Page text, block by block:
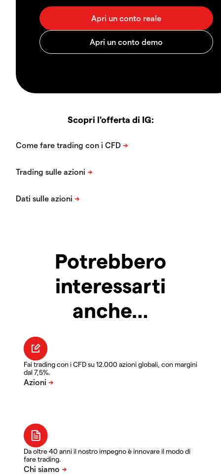
Scopri l'offerta di IG:
Potrebbero
interessarti
anche…
Fai trading con i CFD su 12.000 azioni globali, con margini
dal 7,5%.
Da oltre 40 anni il nostro impegno è innovare il modo di
fare trading.